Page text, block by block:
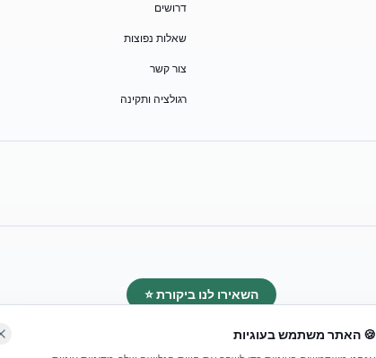
דרושים
שאלות נפוצות
צור קשר
רגולציה ותקינה
השאירו לנו ביקורת ⭐
🍪 האתר משתמש בעוגיות